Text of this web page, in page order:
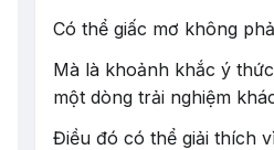
Có thể giấc mơ không
Mà là khoảnh khắc ý
một dòng trải nghiệm
Điều đó có thể giải thích